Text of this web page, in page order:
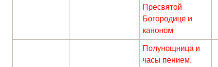
Пресвятой
Богородице и
каноном
Полунощница и
часы пением.